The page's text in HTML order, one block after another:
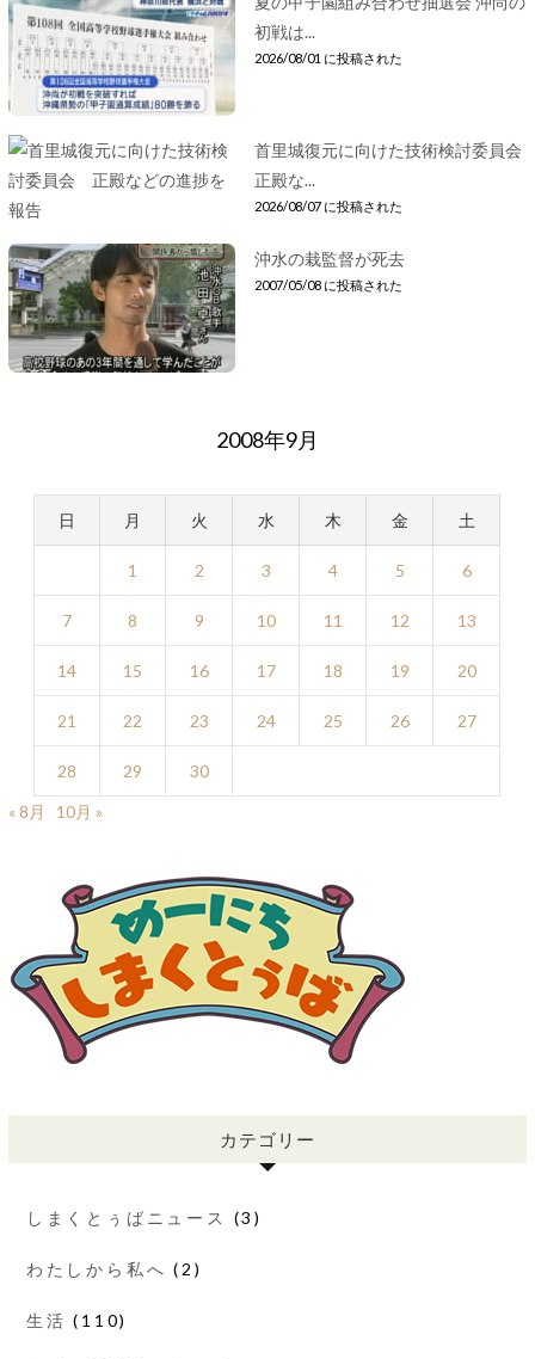
初戦は...
2026/08/01 に投稿された
首里城復元に向けた技術検討委員会
正殿な...
2026/08/07 に投稿された
沖水の栽監督が死去
2007/05/08 に投稿された
2008年9月
日 月 火 水 木 金 土
1 2 3 4 5 6
7 8 9 10 11 12 13
14 15 16 17 18 19 20
21 22 23 24 25 26 27
28 29
30
« 8月
10月 »
カテゴリー
しまくとぅばニュース (3)
わたしから私へ (2)
生活 (110)